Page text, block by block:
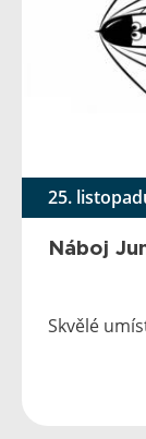
25.
Náboj
Skvělé